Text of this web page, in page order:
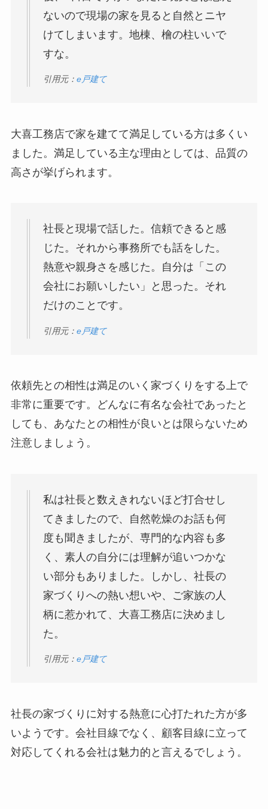
ないので現場の家を見ると自然とニヤ
けてしまいます。地棟、檜の柱いいで
すな。
引用元： e戸建て
大喜工務店で家を建てて満足している方は多くい
ました。満足している主な理由としては、品質の
高さが挙げられます。
社長と現場で話した。信頼できると感
じた。それから事務所でも話をした。
熱意や親身さを感じた。自分は「この
会社にお願いしたい」と思った。それ
だけのことです。
引用元： e戸建て
依頼先との相性は満足のいく家づくりをする上で
非常に重要です。どんなに有名な会社であったと
しても、あなたとの相性が良いとは限らないため
注意しましょう。
私は社長と数えきれないほど打合せし
てきましたので、自然乾燥のお話も何
度も聞きましたが、専門的な内容も多
く、素人の自分には理解が追いつかな
い部分もありました。しかし、社長の
家づくりへの熱い想いや、ご家族の人
柄に惹かれて、大喜工務店に決めまし
た。
引用元： e戸建て
社長の家づくりに対する熱意に心打たれた方が多
いようです。会社目線でなく、顧客目線に立って
対応してくれる会社は魅力的と言えるでしょう。